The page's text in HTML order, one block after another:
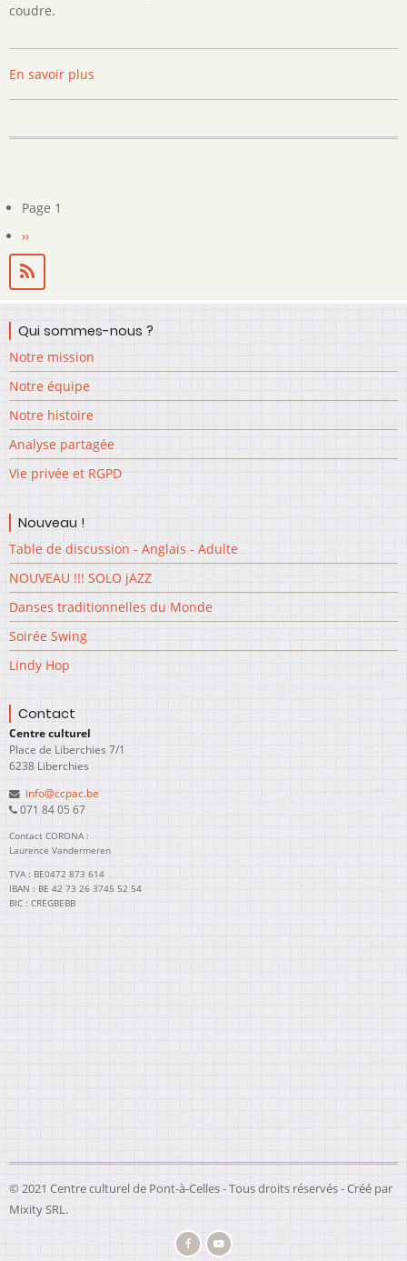
coudre.
En savoir plus
Les
Aiguilles
Pagination
Page 1
Page
suivante
››
Qui sommes-nous ?
Notre mission
Notre équipe
Notre histoire
Analyse partagée
Vie privée et RGPD
Nouveau !
Table de discussion - Anglais - Adulte
NOUVEAU !!! SOLO jAZZ
Danses traditionnelles du Monde
Soirée Swing
Lindy Hop
Contact
Centre culturel
Place de Liberchies 7/1
6238 Liberchies
info@ccpac.be
071 84 05 67
Contact CORONA :
Laurence Vandermeren
TVA : BE0472 873 614
IBAN : BE 42 73 26 3745 52 54
BIC : CREGBEBB
© 2021 Centre culturel de Pont-à-Celles - Tous droits réservés - Créé par
Mixity SRL.